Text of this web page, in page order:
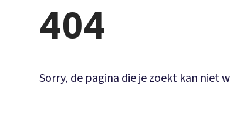
404
Sorry, de pagina die je zoekt kan niet